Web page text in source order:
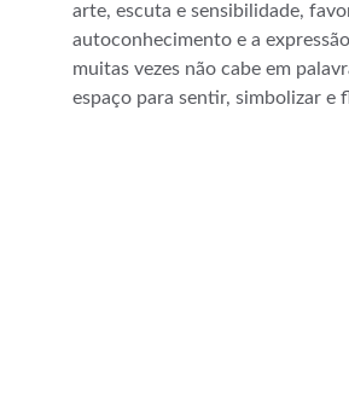
arte, escuta e sensibilidade,
autoconhecimento e a
muitas vezes não cabe em
espaço para sentir, simbolizar e